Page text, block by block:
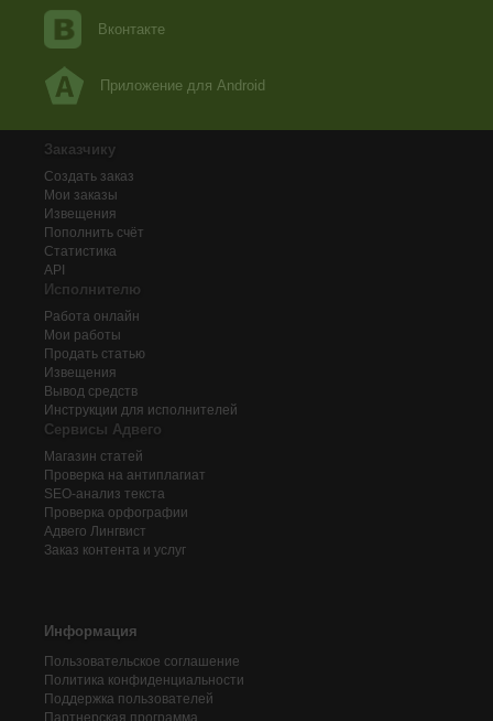
Вконтакте
Приложение для Android
Заказчику
Создать заказ
Мои заказы
Извещения
Пополнить счёт
Статистика
API
Исполнителю
Работа онлайн
Мои работы
Продать статью
Извещения
Вывод средств
Инструкции для исполнителей
Сервисы Адвего
Магазин статей
Проверка на антиплагиат
SEO-анализ текста
Проверка орфографии
Адвего Лингвист
Заказ контента и услуг
Информация
Пользовательское соглашение
Политика конфиденциальности
Поддержка пользователей
Партнерская программа